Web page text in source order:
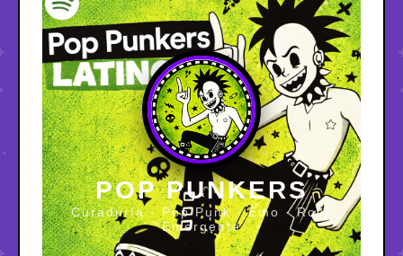
POP PUNKERS
Curaduría · Pop Punk · Emo · Rock
Emergente